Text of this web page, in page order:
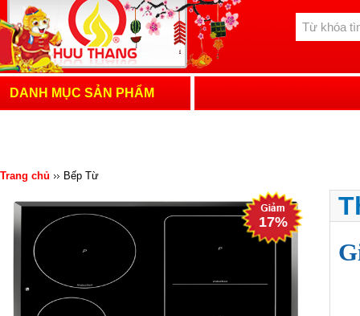
DANH MỤC SẢN PHẨM
Trang chủ Bếp Từ
17%